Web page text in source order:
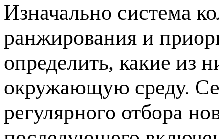
Изначально система
ранжирования и
определить, какие из
окружающую среду.
регулярного отбора